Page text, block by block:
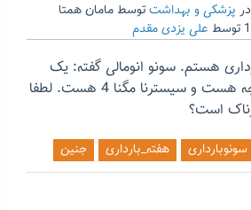
در پزشکی و بهداشتتوسط مامان همتا
توسط علی یزدی مقدم
من‌ هفته 18 بارداری هستم. سونو انومالی گفته: یک
نقطه ریزی پشت مخچه هست و سیسترنا مگنا 4 هست. لطفا
است؟
سونوبارداری هفته_بارداری جنین